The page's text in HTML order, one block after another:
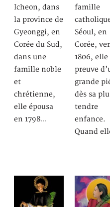
Icheon, dans
la province de
Gyeonggi, en
Corée du Sud,
dans une
famille noble
et
chrétienne,
elle épousa
en 1798…
famille
Séoul, en
Corée,
1806,
preuve
grande
dès sa
tendre
enfance.
Quand